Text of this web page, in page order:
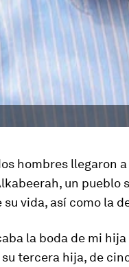
hombres llegaron
un pueblo
su vida, así como la
la boda de mi hija
su tercera hija, de